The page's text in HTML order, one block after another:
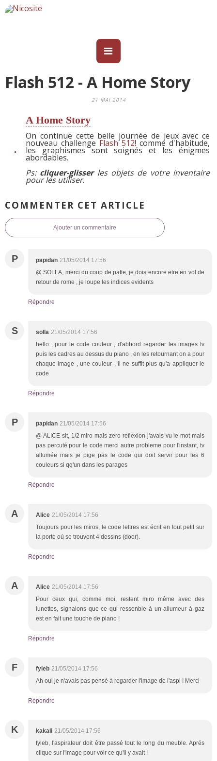
Flash 512 - A Home Story
21 MAI 2014
A Home Story
On continue cette belle journée de jeux avec ce
nouveau challenge Flash 512! comme d'habitude,
les graphismes sont soignés et les énigmes
abordables.
Ps: cliquer-glisserles objets de votre inventaire
pour les utiliser.
COMMENTER CET ARTICLE
Ajouter un commentaire
P papidan 21/05/2014 17:56
@ SOLLA, merci du coup de patte, je dois encore etre en vol de
retour de rome , je loupe les indices evidents
Répondre
S solla 21/05/2014 17:56
hello , pour le code couleur , d'abbord regarder les images tv
puis les cadres au dessus du piano , en les retournant on a pour
chaque image , une couleur , il ne suffit plus qu'a appliquer le
code
Répondre
P papidan 21/05/2014 17:56
@ ALICE slt, 1/2 miro mais zero reflexion j'avais vu le mot mais
pas percuté pour le code merci autre probleme pour l'instant, tv
allumée mais je pige pas le code qui doit servir pour les 6
couleurs si qq'un dans les parages
Répondre
A Alice 21/05/2014 17:56
Toujours pour les miros, le code lettres est écrit en tout petit sur
la porte où se trouvent 4 dessins (door).
Répondre
A Alice 21/05/2014 17:56
Pour ceux qui, comme moi, restent miro même avec des
lunettes, signalons que ce qui ressenble à un allumeur à gaz
est en fait une touche de piano !
Répondre
F fyleb 21/05/2014 17:56
Ah oui je n'avais pas pensé à regarder l'image de l'aspi ! Merci
Répondre
K kakali 21/05/2014 17:56
fyleb, l'aspirateur doit être passé tout le long du meuble. Aprés
clique sur l'image pour voir ce qu'il y avait !